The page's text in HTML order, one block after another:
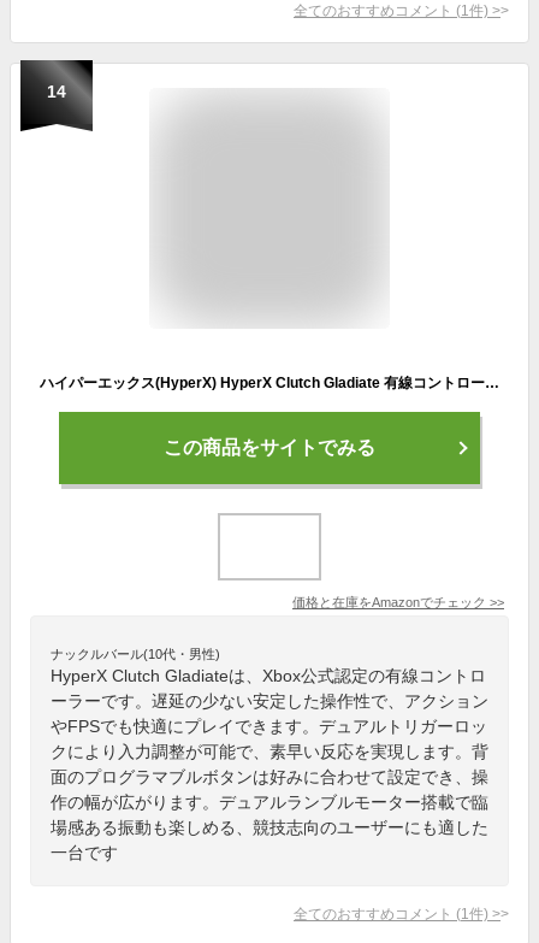
全てのおすすめコメント (1 件) >
14
ハイパーエックス(HyperX) HyperX Clutch Gladiate 有線コントローラー Xbox公式認定 デュアルトリガーロック プログラマブルボタン デュアルランブルモーター 6L366AA
この商品をサイトでみる
価格と在庫をAmazonでチェック >>
ナックルバール(10代・男性)
HyperX Clutch Gladiateは、Xbox公式認定の有線コントロ
ーラーです。遅延の少ない安定した操作性で、アクション
やFPSでも快適にプレイできます。デュアルトリガーロッ
クにより入力調整が可能で、素早い反応を実現します。背
面のプログラマブルボタンは好みに合わせて設定でき、操
作の幅が広がります。デュアルランブルモーター搭載で臨
場感ある振動も楽しめる、競技志向のユーザーにも適した
一台です
全てのおすすめコメント (1 件) >